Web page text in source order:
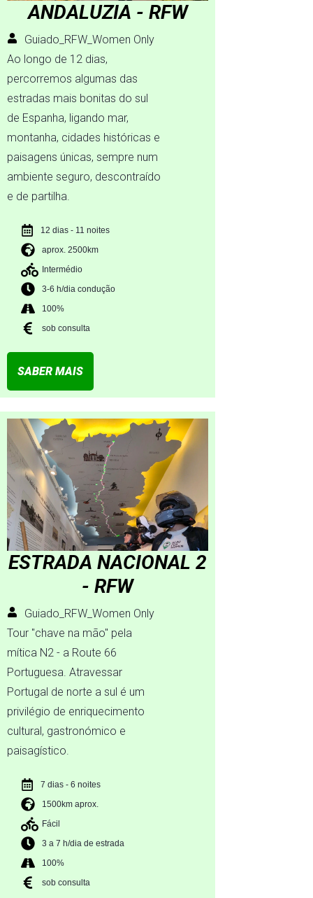
ANDALUZIA - RFW
Guiado_RFW_Women Only
Ao longo de 12 dias,
percorremos algumas das
estradas mais bonitas do sul
de Espanha, ligando mar,
montanha, cidades históricas e
paisagens únicas, sempre num
ambiente seguro, descontraído
e de partilha.
12 dias - 11 noites
aprox. 2500km
Intermédio
3-6 h/dia condução
100%
sob consulta
SABER MAIS
ESTRADA NACIONAL 2
- RFW
Guiado_RFW_Women Only
Tour "chave na mão" pela
mítica N2 - a Route 66
Portuguesa. Atravessar
Portugal de norte a sul é um
privilégio de enriquecimento
cultural, gastronómico e
paisagístico.
7 dias - 6 noites
1500km aprox.
Fácil
3 a 7 h/dia de estrada
100%
sob consulta